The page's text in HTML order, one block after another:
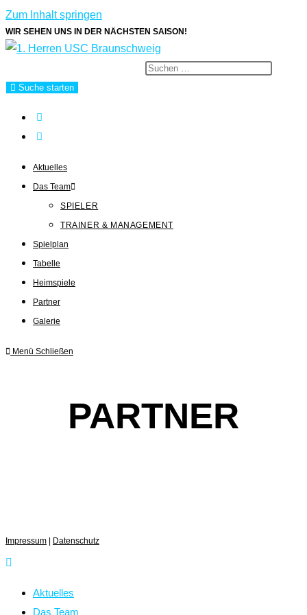
Zum Inhalt springen
WIR SEHEN UNS IN DER NÄCHSTEN SAISON!
Suche starten
Aktuelles
Das Team
SPIELER
TRAINER & MANAGEMENT
Spielplan
Tabelle
Heimspiele
Partner
Galerie
Menü Schließen
PARTNER
Impressum | Datenschutz
Aktuelles
Das Team